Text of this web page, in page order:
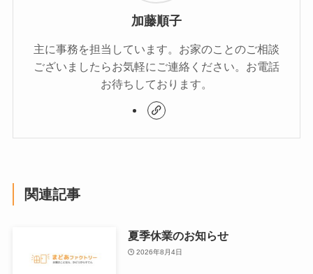
加藤順子
主に事務を担当しています。お家のことのご相談
ございましたらお気軽にご連絡ください。お電話
お待ちしております。
関連記事
夏季休業のお知らせ
2026年8月4日